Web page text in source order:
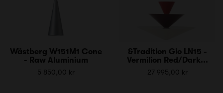
Wästberg W151M1 Cone
- Raw Aluminium
5 850,00 kr
&Tradition Gio LN15 -
Vermilion Red/Dark...
27 995,00 kr